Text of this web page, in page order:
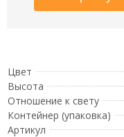
Цвет
Высота
Отношение к свету
Контейнер (упаковка)
Артикул